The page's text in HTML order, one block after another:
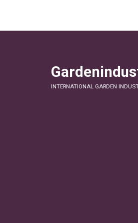
INTERNATIONAL GARDEN